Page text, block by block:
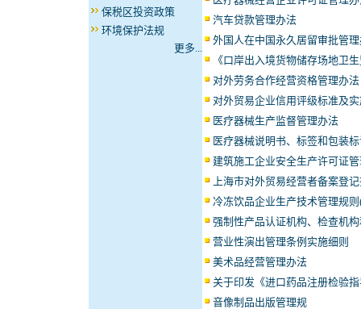
保税区投资政策
环境保护法规
更多...
汽车贷款管理办法
外国人在中国永久居留审批管
《口岸出入境货物储存场地卫
对外劳务合作经营资格管理办法
对外贸易企业信用评级标准及
医疗器械生产监督管理办法
医疗器械说明书、标签和包装
建筑施工企业安全生产许可证
上海市对外贸易经营者备案登
冷冻饮品企业生产技术管理规
强制性产品认证机构、检查机
营业性演出管理条例实施细则
美术品经营管理办法
关于印发《进口药品注册检验
音像制品出版管理规